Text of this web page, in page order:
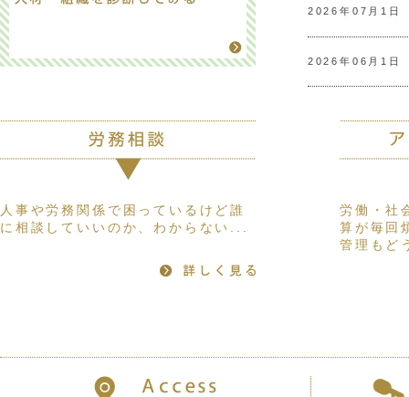
2026年07月1日
2026年06月1日
人事や労務関係で困っているけど誰
に相談していいのか、わからない...
労働・社
算が毎回
管理もど